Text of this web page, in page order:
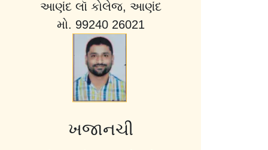
આણંદ લૉ કોલેજ, આણંદ
મો. 99240 26021
ખજાનચી